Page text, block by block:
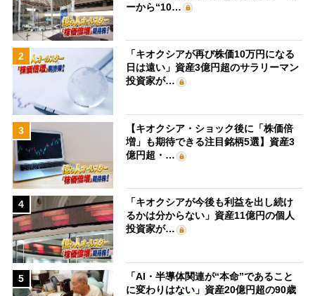
ーから“10…
2
「キオクシアが再び株価10万円になる
日は遠い」資産3億円超のサラリーマン
投資家が…
3
【キオクシア・ショック後に「株価倍
増」も期待できる注目銘柄5選】資産3
億円超・…
4
「キオクシアが今後も利益を出し続け
るかは分からない」資産11億円の個人
投資家が…
5
「AI・半導体関連が“本命”であること
に変わりはない」資産20億円超の90歳